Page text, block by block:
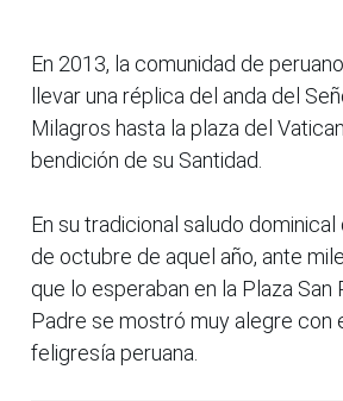
En 2013, la comunidad de
llevar una réplica del anda del
Milagros hasta la plaza del
bendición de su Santidad.
En su tradicional saludo
de octubre de aquel año, ante
que lo esperaban en la Plaza San
Padre se mostró muy alegre con
feligresía peruana.